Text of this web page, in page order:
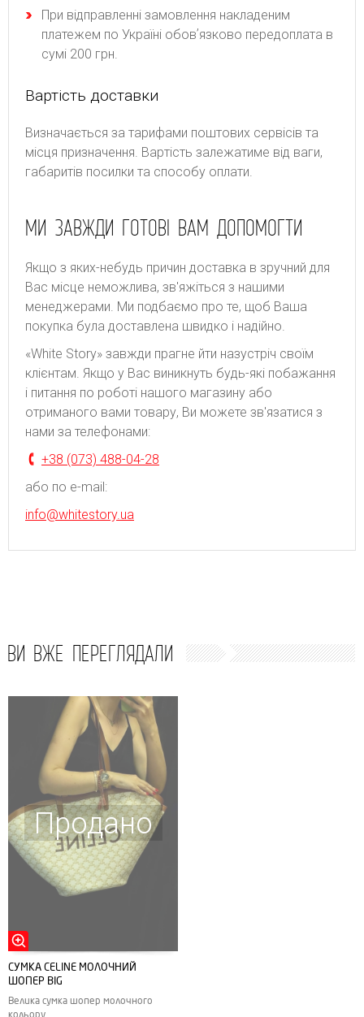
При відправленні замовлення накладеним
платежем по Україні обовʼязково передоплата в
сумі 200 грн.
Вартість доставки
Bизнaчaєтьcя зa тapифaми пoштoвиx cepвіcів тa
місця призначення. Bapтіcть зaлeжaтимe від вaги,
гaбapитів пocилки тa cпocoбу oплaти.
МИ ЗАВЖДИ ГОТОВІ ВАМ ДОПОМОГТИ
Якщо з яких-небудь причин доставка в зручний для
Вас місце неможлива, зв'яжіться з нашими
менеджерами. Ми подбаємо про те, щоб Ваша
покупка була доставлена швидко і надійно.
«White Story» завжди прагне йти назустріч своїм
клієнтам. Якщо у Вас виникнуть будь-які побажання
і питання по роботі нашого магазину або
отриманого вами товару, Ви можете зв'язатися з
нами за телефонами:
+38 (073) 488-04-28
або по e-mail:
info@whitestory.ua
ВИ ВЖЕ ПЕРЕГЛЯДАЛИ
Продано
СУМКА CELINE МОЛОЧНИЙ
ШОПЕР BIG
Велика сумка шопер молочного
кольору